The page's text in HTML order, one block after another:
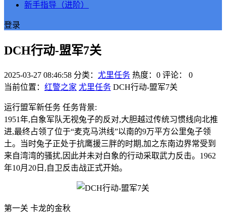
新手指导（进阶）
登录
DCH行动-盟军7关
2025-03-27 08:46:58 分类： 尤里任务 热度：0 评论：
0
当前位置： 红警之家 尤里任务 DCH行动-盟军7关
运行盟军新任务 任务背景:
1951年,白象军队无视兔子的反对,大胆越过传统习惯线向北推
进,最终占领了位于“麦克马洪线”以南的9万平方公里兔子领
土。当时兔子正处于抗鹰援三胖的时期,加之东南边界常受到
来自湾湾的骚扰,因此并未对白象的行动采取武力反击。1962
年10月20日,自卫反击战正式开始。
第一关 卡龙的金秋